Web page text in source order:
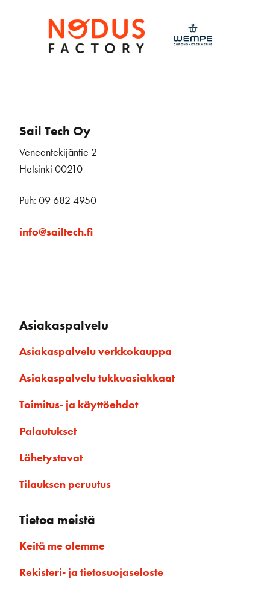
Sail Tech Oy
Veneentekijäntie 2
Helsinki 00210
Puh: 09 682 4950
info@sailtech.fi
Asiakaspalvelu
Asiakaspalvelu verkkokauppa
Asiakaspalvelu tukkuasiakkaat
Toimitus- ja käyttöehdot
Palautukset
Lähetystavat
Tilauksen peruutus
Tietoa meistä
Keitä me olemme
Rekisteri- ja tietosuojaseloste